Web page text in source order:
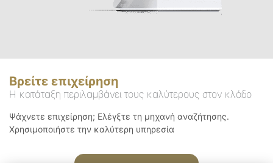
Βρείτε επιχείρηση
Η κατάταξη περιλαμβάνει τους καλύτερους στον κλάδο
Ψάχνετε επιχείρηση; Ελέγξτε τη μηχανή αναζήτησης.
Χρησιμοποιήστε την καλύτερη υπηρεσία